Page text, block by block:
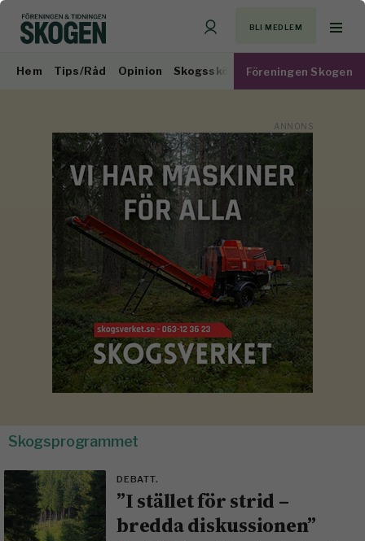
BLI MEDLEM
Hem Tips/Råd Opinion Skogsskötsel Virkesmarknad
Föreningen Skogen
Skogsprogrammet
DEBATT.
”I stället för strid –
bredda diskussionen”